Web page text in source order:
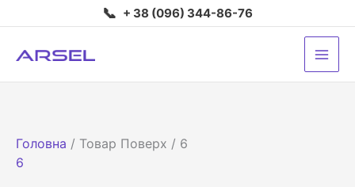
до
вмісту
📞 + 38 (096) 344-86-76
Головна / Товар Поверх / 6
6